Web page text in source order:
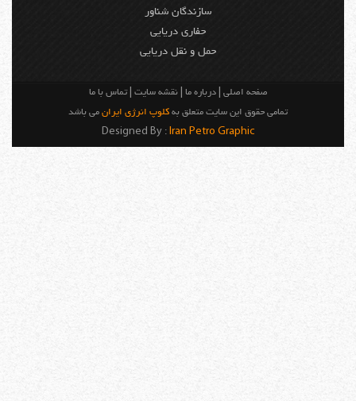
سازندگان شناور
حفاری دریایی
حمل و نقل دریایی
صفحه اصلی |درباره ما |نقشه سایت |تماس با ما
تمامی حقوق این سایت متعلق به کلوپ انرژی ایران می باشد
Designed By : Iran Petro Graphic